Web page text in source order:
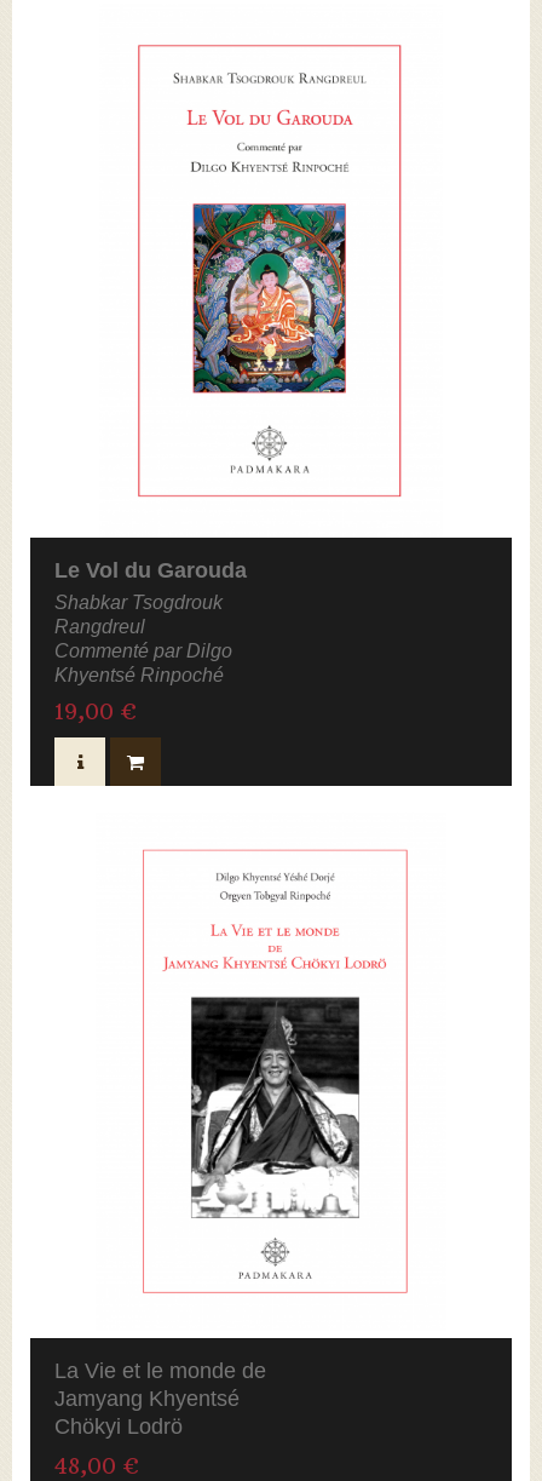
Le Vol du Garouda
Shabkar Tsogdrouk
Rangdreul
Commenté par Dilgo
Khyentsé Rinpoché
19,00 €
La Vie et le monde de
Jamyang Khyentsé
Chökyi Lodrö
48,00 €